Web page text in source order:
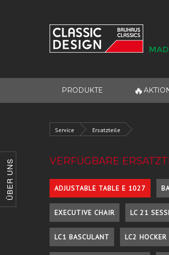
ÜBER UNS
PRODUKTE 🔥
Service Ersatzteile
VERFÜGBARE
ADJUSTABLE TABLE E 1027
EXECUTIVE CHAIR LC 21
LC1 BASCULANT LC2 HOCKER